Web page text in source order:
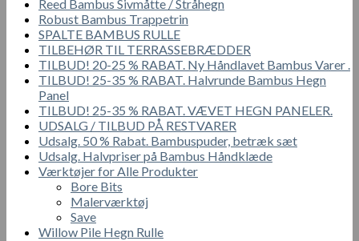
Reed Bambus Sivmåtte / Stråhegn
Robust Bambus Trappetrin
SPALTE BAMBUS RULLE
TILBEHØR TIL TERRASSEBRÆDDER
TILBUD! 20-25 % RABAT. Ny Håndlavet Bambus Varer .
TILBUD! 25-35 % RABAT. Halvrunde Bambus Hegn
Panel
TILBUD! 25-35 % RABAT. VÆVET HEGN PANELER.
UDSALG / TILBUD PÅ RESTVARER
Udsalg. 50 % Rabat. Bambuspuder, betræk sæt
Udsalg. Halvpriser på Bambus Håndklæde
Værktøjer for Alle Produkter
Bore Bits
Malerværktøj
Save
Willow Pile Hegn Rulle